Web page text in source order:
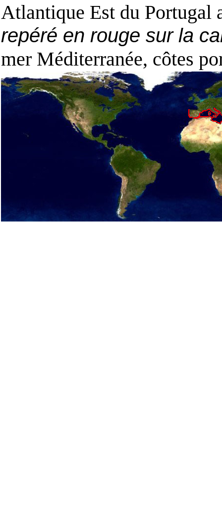
Atlantique Est du Portugal
repéré en rouge sur la
mer Méditerranée, côtes